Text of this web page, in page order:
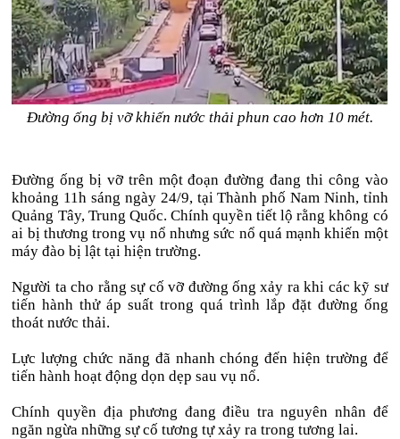
Đường ống bị vỡ khiến nước thải phun cao hơn 10 mét.
Đường ống bị vỡ trên một đoạn đường đang thi công vào
khoảng 11h sáng ngày 24/9, tại Thành phố Nam Ninh, tỉnh
Quảng Tây, Trung Quốc. Chính quyền tiết lộ rằng không có
ai bị thương trong vụ nổ nhưng sức nổ quá mạnh khiến một
máy đào bị lật tại hiện trường.
Người ta cho rằng sự cố vỡ đường ống xảy ra khi các kỹ sư
tiến hành thử áp suất trong quá trình lắp đặt đường ống
thoát nước thải.
Lực lượng chức năng đã nhanh chóng đến hiện trường để
tiến hành hoạt động dọn dẹp sau vụ nổ.
Chính quyền địa phương đang điều tra nguyên nhân để
ngăn ngừa những sự cố tương tự xảy ra trong tương lai.